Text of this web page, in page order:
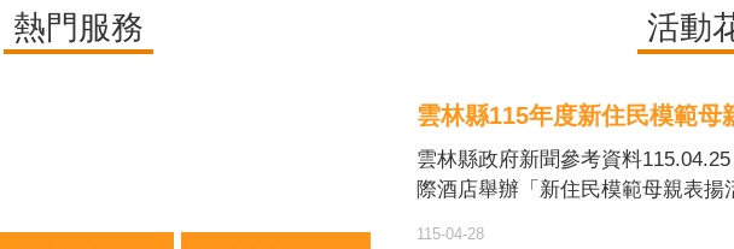
熱門服務 活動
雲林縣115年度新住民模範母
115-04-28
雲林縣政府新聞參考資料
際酒店舉辦「新住民模範母親表